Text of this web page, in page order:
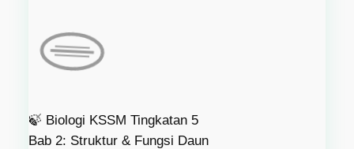
🍃 Biologi KSSM Tingkatan 5
Bab 2: Struktur & Fungsi Daun